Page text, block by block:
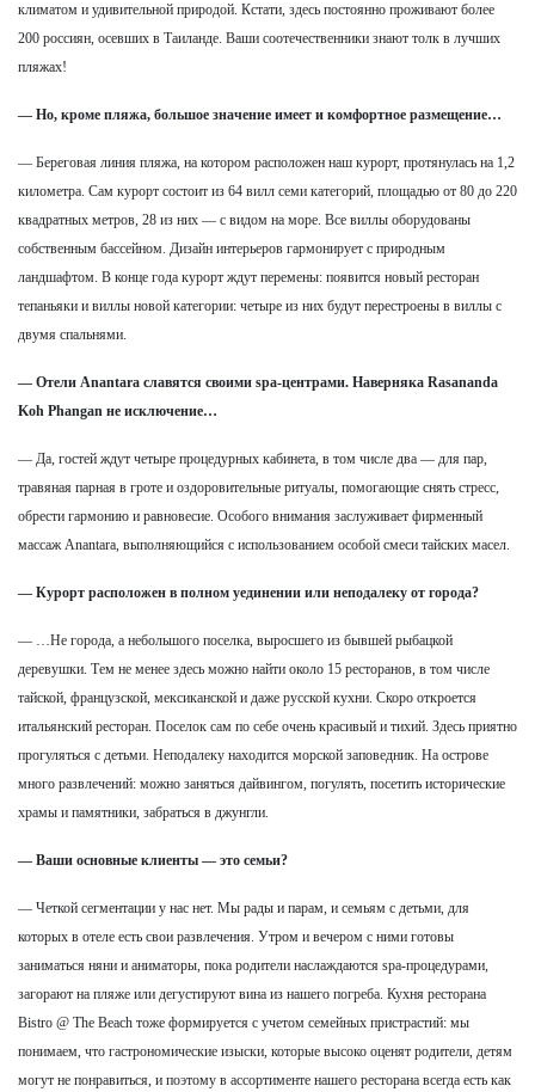
климатом и удивительной природой. Кстати, здесь постоянно проживают более
200 россиян, осевших в Таиланде. Ваши соотечественники знают толк в лучших
пляжах!
— Но, кроме пляжа, большое значение имеет и комфортное размещение…
— Береговая линия пляжа, на котором расположен наш курорт, протянулась на 1,2
километра. Сам курорт состоит из 64 вилл семи категорий, площадью от 80 до 220
квадратных метров, 28 из них — с видом на море. Все виллы оборудованы
собственным бассейном. Дизайн интерьеров гармонирует с природным
ландшафтом. В конце года курорт ждут перемены: появится новый ресторан
тепаньяки и виллы новой категории: четыре из них будут перестроены в виллы с
двумя спальнями.
— Отели Anantara славятся своими spa-центрами. Наверняка Rasananda
Koh Phangan не исключение…
— Да, гостей ждут четыре процедурных кабинета, в том числе два — для пар,
травяная парная в гроте и оздоровительные ритуалы, помогающие снять стресс,
обрести гармонию и равновесие. Особого внимания заслуживает фирменный
массаж Anantara, выполняющийся с использованием особой смеси тайских масел.
— Курорт расположен в полном уединении или неподалеку от города?
— …Не города, а небольшого поселка, выросшего из бывшей рыбацкой
деревушки. Тем не менее здесь можно найти около 15 ресторанов, в том числе
тайской, французской, мексиканской и даже русской кухни. Скоро откроется
итальянский ресторан. Поселок сам по себе очень красивый и тихий. Здесь приятно
прогуляться с детьми. Неподалеку находится морской заповедник. На острове
много развлечений: можно заняться дайвингом, погулять, посетить исторические
храмы и памятники, забраться в джунгли.
— Ваши основные клиенты — это семьи?
— Четкой сегментации у нас нет. Мы рады и парам, и семьям с детьми, для
которых в отеле есть свои развлечения. Утром и вечером с ними готовы
заниматься няни и аниматоры, пока родители наслаждаются spa-процедурами,
загорают на пляже или дегустируют вина из нашего погреба. Кухня ресторана
Bistro @ The Beach тоже формируется с учетом семейных пристрастий: мы
понимаем, что гастрономические изыски, которые высоко оценят родители, детям
могут не понравиться, и поэтому в ассортименте нашего ресторана всегда есть как